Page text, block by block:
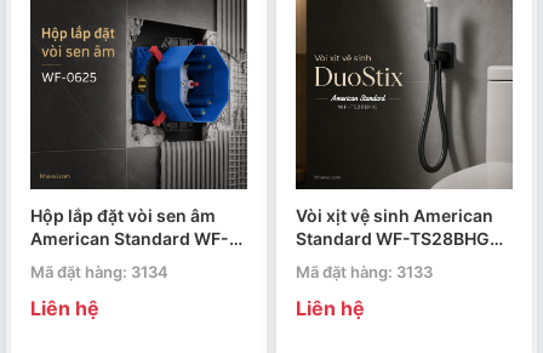
Hộp lắp đặt vòi sen âm
American Standard WF-
0625
Mã đặt hàng: 3134
Liên hệ
Vòi xịt vệ sinh American
Standard WF-TS28BHG
DuoStix
Mã đặt hàng: 3133
Liên hệ